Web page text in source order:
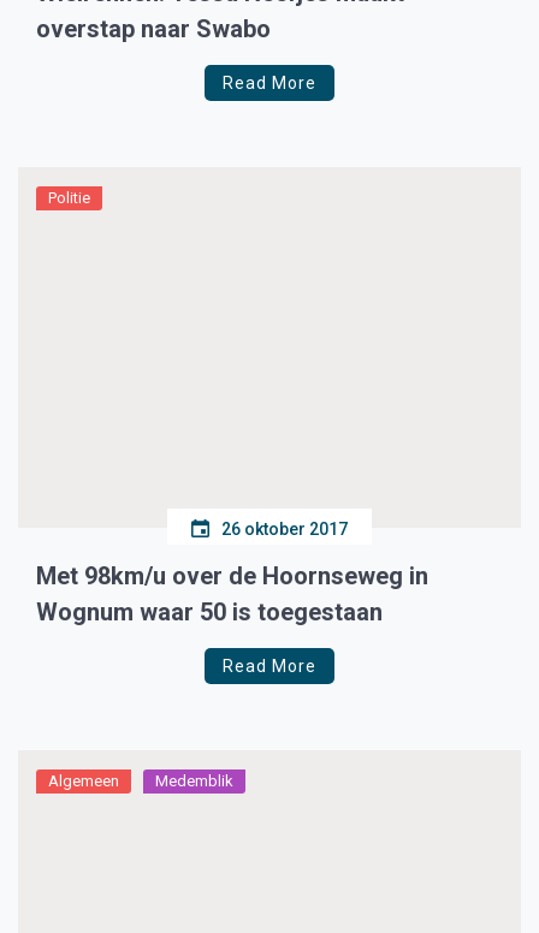
overstap naar Swabo
Read More
Politie
26 oktober 2017
Met 98km/u over de Hoornseweg in
Wognum waar 50 is toegestaan
Read More
Algemeen Medemblik